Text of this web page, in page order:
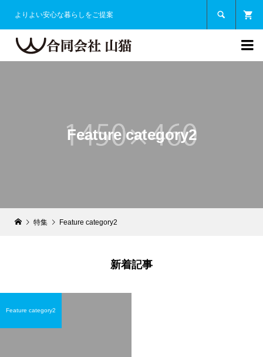
よりよい安心な暮らしをご提案 

Feature category2
特集 Feature category2
新着記事
Feature category2